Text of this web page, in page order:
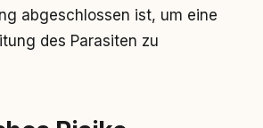
abgeschlossen ist, um eine
des Parasiten zu